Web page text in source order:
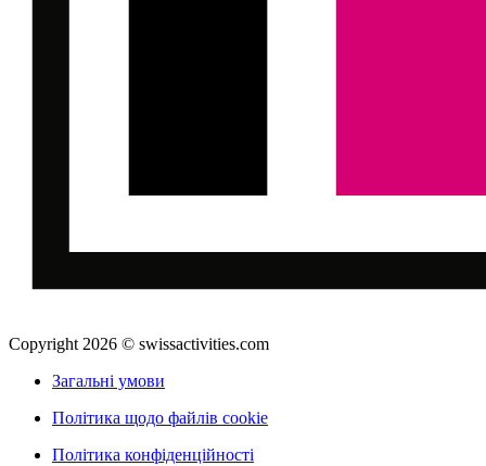
Copyright 2026 © swissactivities.com
Загальні умови
Політика щодо файлів cookie
Політика конфіденційності